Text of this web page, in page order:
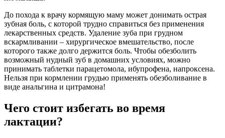
До похода к врачу кормящую маму может донимать острая
зубная боль, с которой трудно справиться без применения
лекарственных средств. Удаление зуба при грудном
вскармливании – хирургическое вмешательство, после
которого также долго держится боль. Чтобы обезболить
возможный нудный зуб в домашних условиях, можно
принимать таблетки парацетомола, ибупрофена, напроксена.
Нельзя при кормлении грудью применять обезболивание в
виде анальгина и цитрамона!
Чего стоит избегать во время
лактации?